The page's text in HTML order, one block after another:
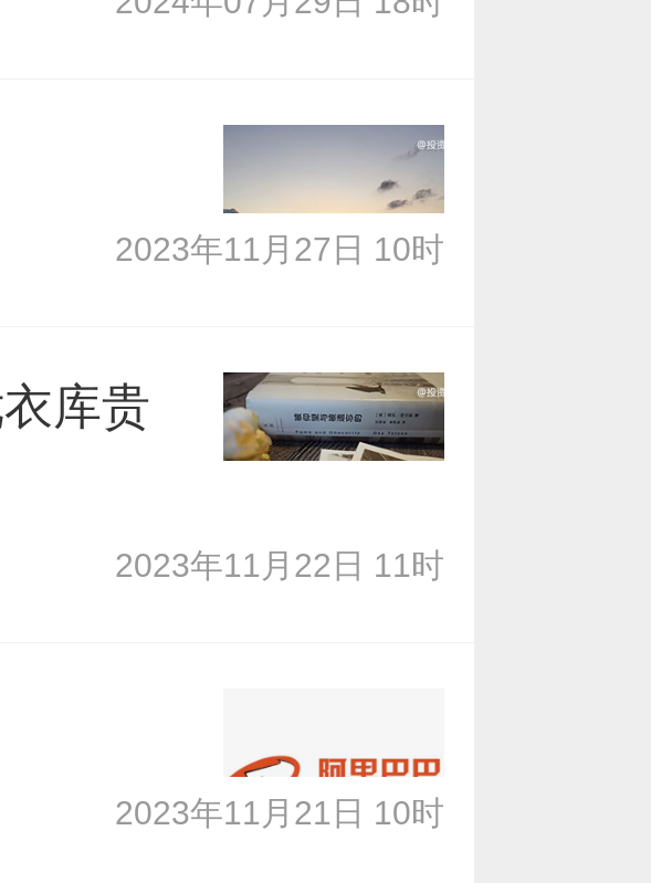
2023年11月27日 10时
库贵
2023年11月22日 11时
2023年11月21日 10时